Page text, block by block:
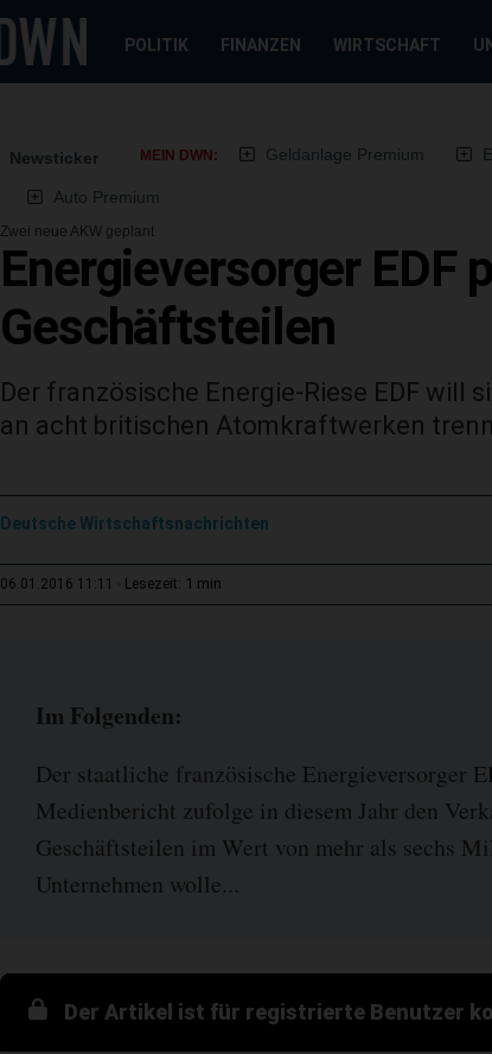
POLITIK FINANZEN WIRTSCHAFT
Newsticker MEIN DWN: Geldanlage Premium
Auto Premium
Zwei neue AKW geplant
Energieversorger EDF
Geschäftsteilen
Der französische Energie-Riese EDF will
an acht britischen Atomkraftwerken
Deutsche Wirtschaftsnachrichten
06.01.2016 11:11 Lesezeit: 1 min
Im Folgenden:
Der staatliche französische Energieversorger
Medienbericht zufolge in diesem Jahr den
Geschäftsteilen im Wert von mehr als sechs
Unternehmen wolle...
Der Artikel ist für registrierte Benutzer